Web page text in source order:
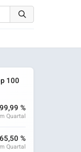
100
%
Quartal
%
Quartal